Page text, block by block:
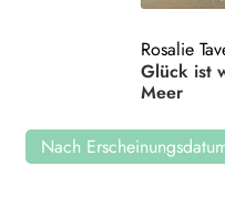
Rosalie
Glück ist
Meer
Nach